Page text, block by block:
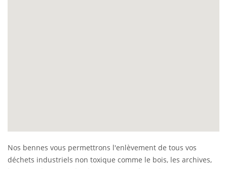
Nos bennes vous permettrons l'enlèvement de tous vos
déchets industriels non toxique comme le bois, les archives,